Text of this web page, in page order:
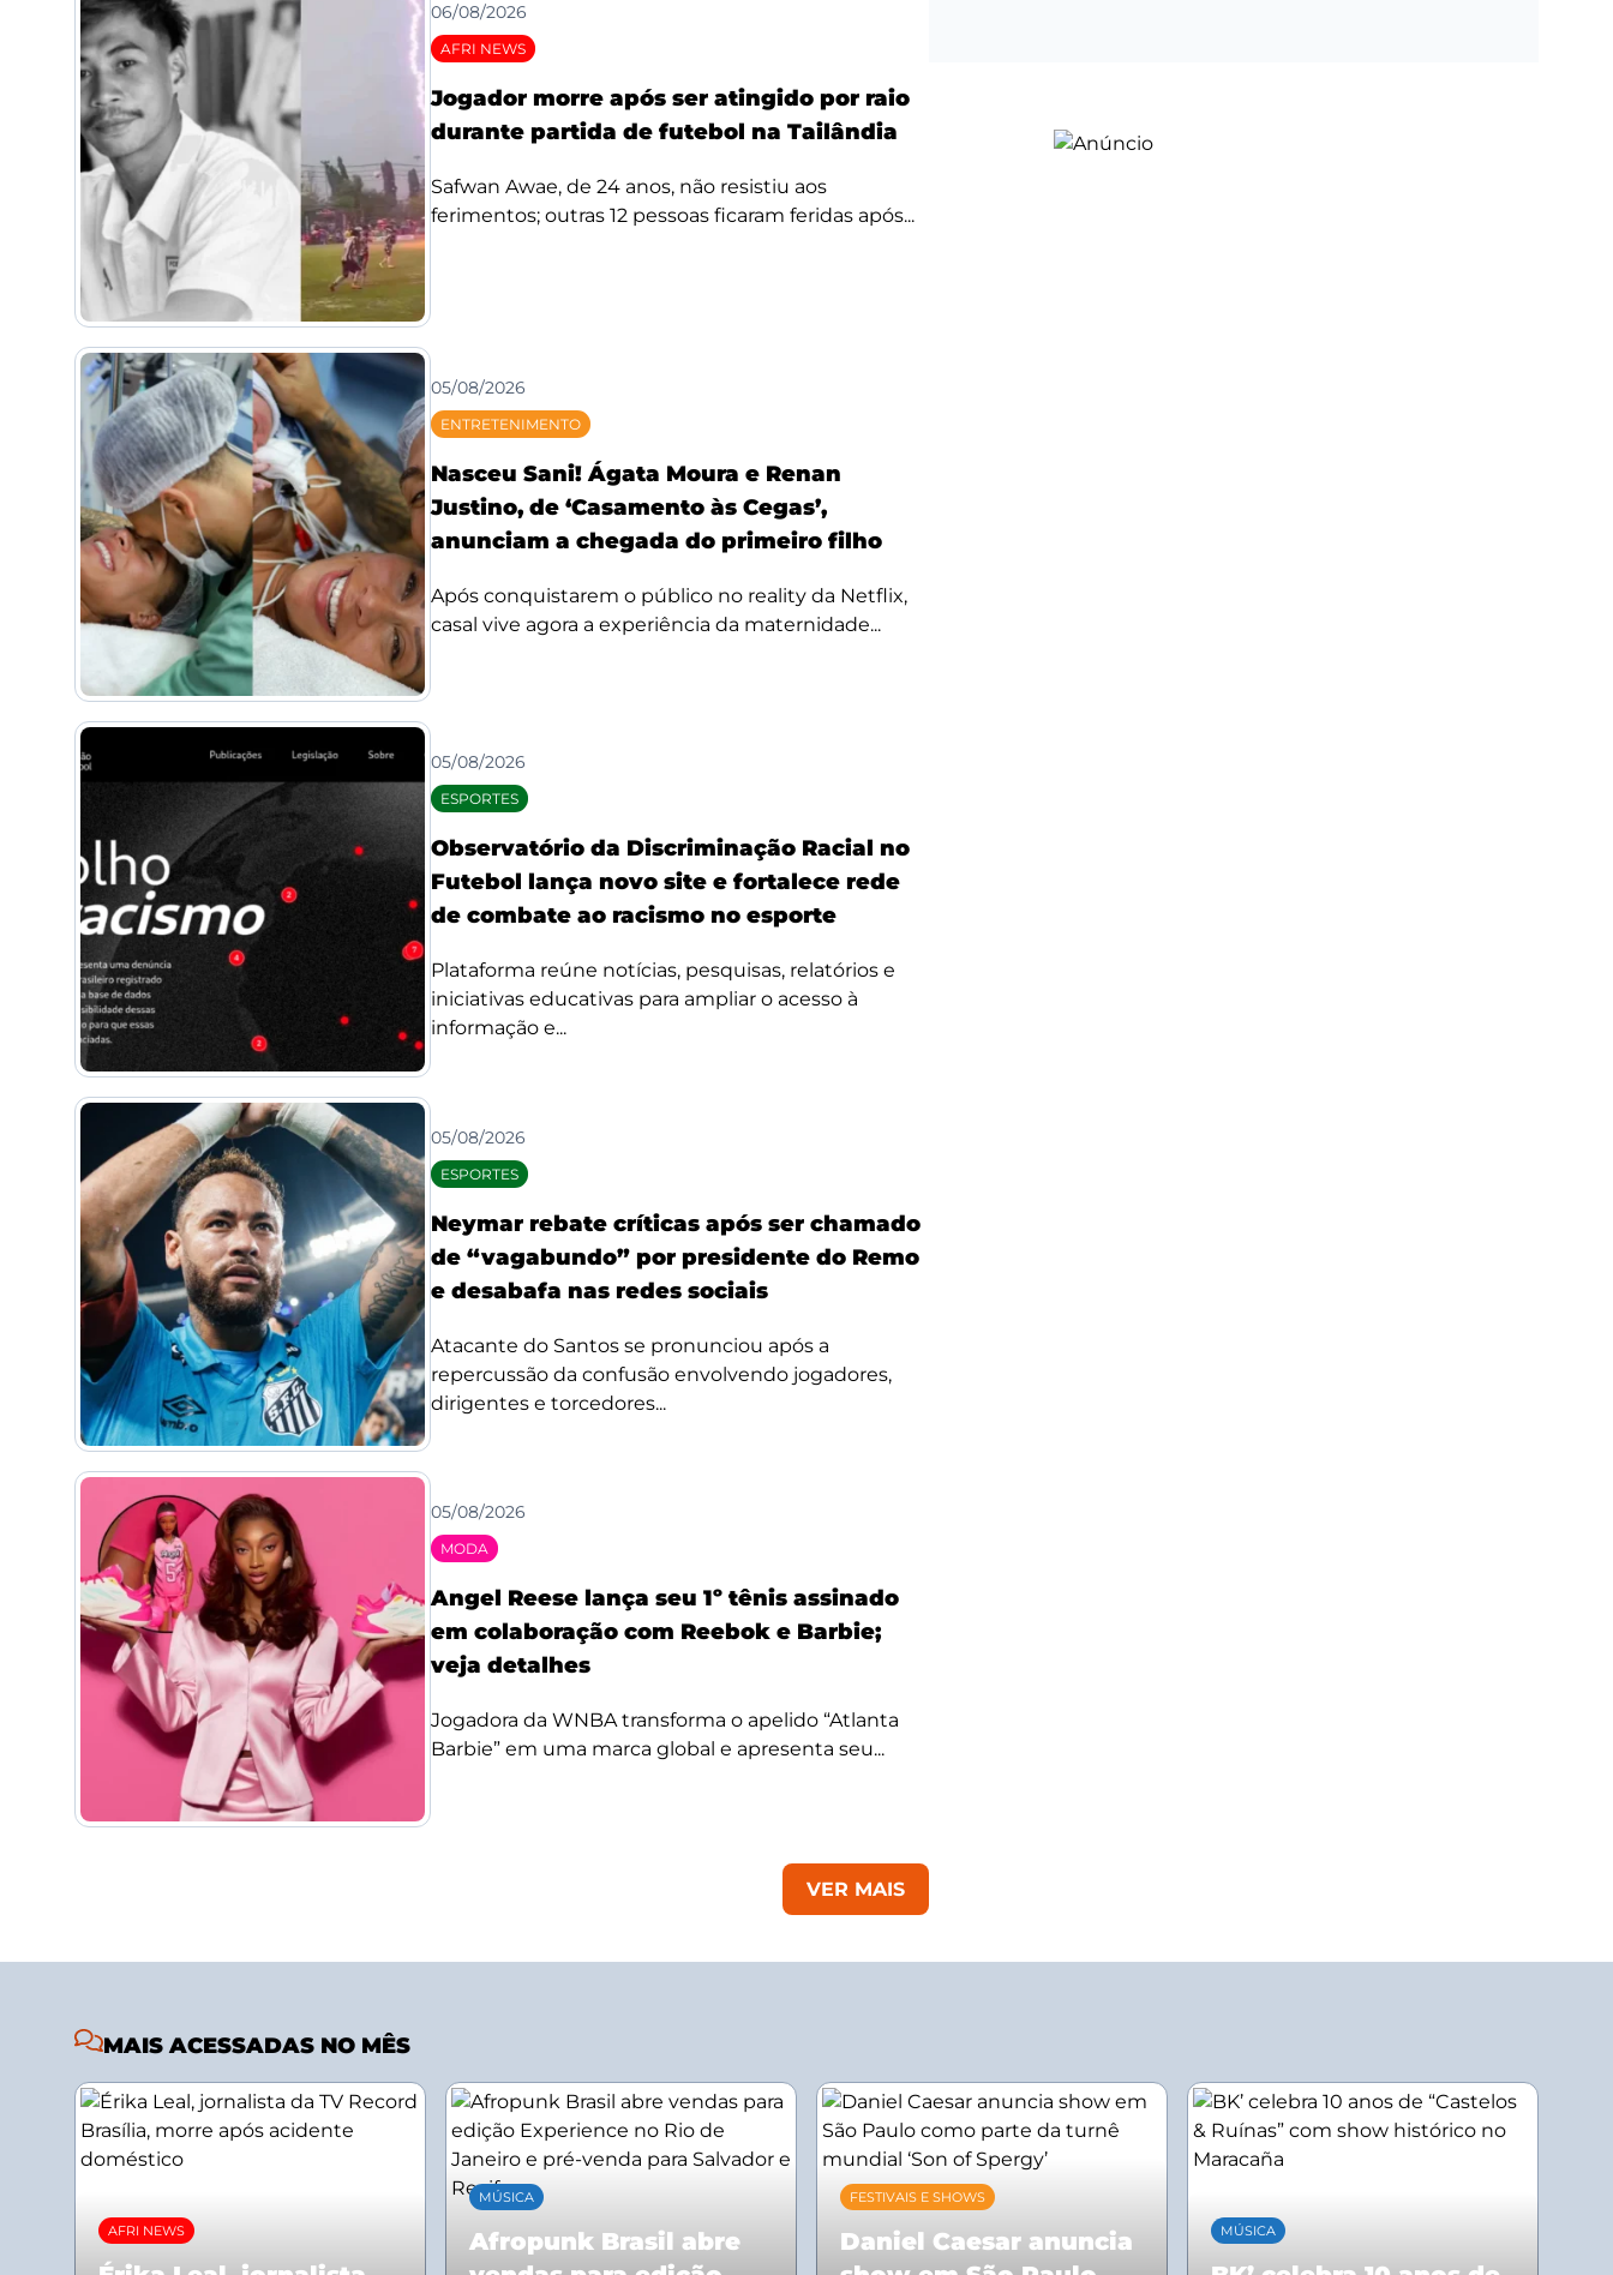
06/08/2026
AFRI NEWS
Jogador morre após ser atingido por raio
durante partida de futebol na Tailândia
Safwan Awae, de 24 anos, não resistiu aos
ferimentos; outras 12 pessoas ficaram feridas após...
05/08/2026
ENTRETENIMENTO
Nasceu Sani! Ágata Moura e Renan
Justino, de ‘Casamento às Cegas’,
anunciam a chegada do primeiro filho
Após conquistarem o público no reality da Netflix,
casal vive agora a experiência da maternidade...
05/08/2026
ESPORTES
Observatório da Discriminação Racial no
Futebol lança novo site e fortalece rede
de combate ao racismo no esporte
Plataforma reúne notícias, pesquisas, relatórios e
iniciativas educativas para ampliar o acesso à
informação e...
05/08/2026
ESPORTES
Neymar rebate críticas após ser chamado
de “vagabundo” por presidente do Remo
e desabafa nas redes sociais
Atacante do Santos se pronunciou após a
repercussão da confusão envolvendo jogadores,
dirigentes e torcedores...
05/08/2026
MODA
Angel Reese lança seu 1º tênis assinado
em colaboração com Reebok e Barbie;
veja detalhes
Jogadora da WNBA transforma o apelido “Atlanta
Barbie” em uma marca global e apresenta seu...
VER MAIS
MAIS ACESSADAS NO MÊS
AFRI NEWS
MÚSICA
Afropunk Brasil abre
FESTIVAIS E SHOWS
Daniel Caesar anuncia
MÚSICA